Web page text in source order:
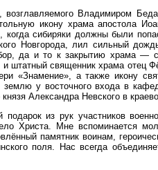
Владимиром
икону храма апостола
сибиряки должны были
Новгорода, лил сильный
да и то к закрытию храма —
и штатный священник храма отец
«Знамение», а также икону
землю у восточного входа в
Александра Невского в
из рук участников
Христа. Мне вспоминается
памятник воинам,
поля. Нас всегда